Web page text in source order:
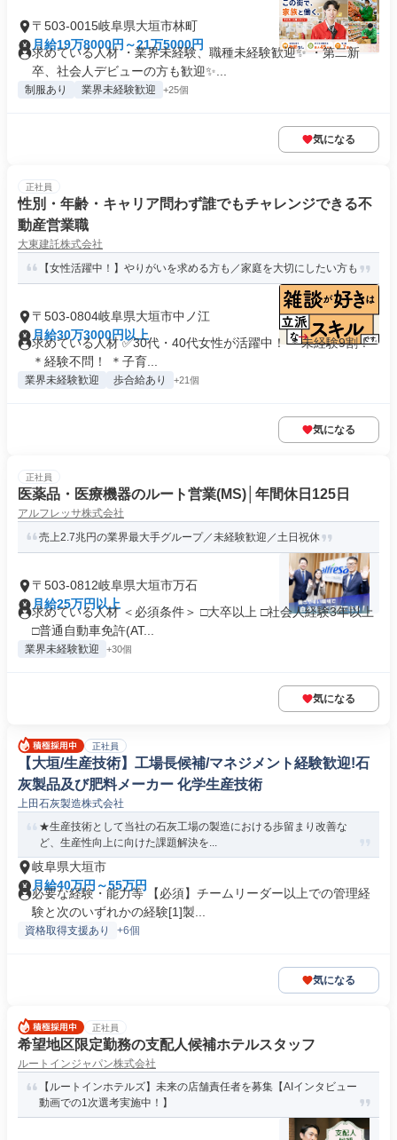
〒503-0015岐阜県大垣市林町
月給19万8000円～21万5000円
求めている人材 ・業界未経験、職種未経験歓迎✨ ・第二新
卒、社会人デビューの方も歓迎✨...
制服あり 業界未経験歓迎 +25個
気になる
正社員
性別・年齢・キャリア問わず誰でもチャレンジできる不
動産営業職
大東建託株式会社
【女性活躍中！】やりがいを求める方も／家庭を大切にしたい方も
〒503-0804岐阜県大垣市中ノ江
月給30万3000円以上
求めている人材 ✅30代・40代女性が活躍中！ ＊未経験9割！
＊経験不問！ ＊子育...
業界未経験歓迎 歩合給あり +21個
気になる
正社員
医薬品・医療機器のルート営業(MS)│年間休日125日
アルフレッサ株式会社
売上2.7兆円の業界最大手グループ／未経験歓迎／土日祝休
〒503-0812岐阜県大垣市万石
月給25万円以上
求めている人材 ＜必須条件＞ □大卒以上 □社会人経験3年以上
□普通自動車免許(AT...
業界未経験歓迎 +30個
気になる
正社員
【大垣/生産技術】工場長候補/マネジメント経験歓迎!石
灰製品及び肥料メーカー 化学生産技術
上田石灰製造株式会社
★生産技術として当社の石灰工場の製造における歩留まり改善な
ど、生産性向上に向けた課題解決を...
岐阜県大垣市
月給40万円～55万円
必要な経験・能力等 【必須】チームリーダー以上での管理経
験と次のいずれかの経験[1]製...
資格取得支援あり +6個
気になる
正社員
希望地区限定勤務の支配人候補ホテルスタッフ
ルートインジャパン株式会社
【ルートインホテルズ】未来の店舗責任者を募集【AIインタビュー
動画での1次選考実施中！】